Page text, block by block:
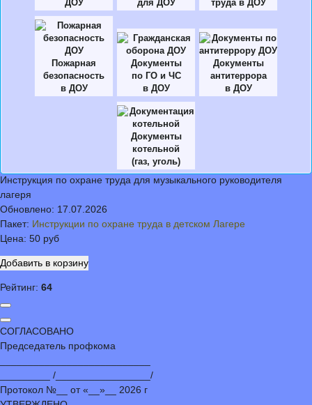
ДОУ
для ДОУ
труда в ДОУ
Пожарная
безопасность
в ДОУ
Документы
по ГО и ЧС
в ДОУ
Документы
антитеррора
в ДОУ
Документы
котельной
(газ, уголь)
Инструкция по охране труда для музыкального руководителя
лагеря
Обновлено: 17.07.2026
Пакет: Инструкции по охране труда в детском Лагере
Цена: 50 руб
Рейтинг: 64
СОГЛАСОВАНО
Председатель профкома
_________ /_________________/
Протокол №__ от «__»__ 2026 г